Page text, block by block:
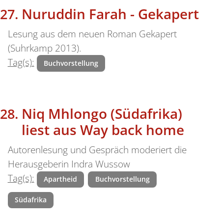
Nuruddin Farah - Gekapert
Lesung aus dem neuen Roman Gekapert
(Suhrkamp 2013).
Tag(s):
Buchvorstellung
Niq Mhlongo (Südafrika)
liest aus Way back home
Autorenlesung und Gespräch moderiert die
Herausgeberin Indra Wussow
Tag(s):
Apartheid Buchvorstellung
Südafrika